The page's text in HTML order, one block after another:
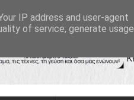
IP address and user-agent
of service, generate usage